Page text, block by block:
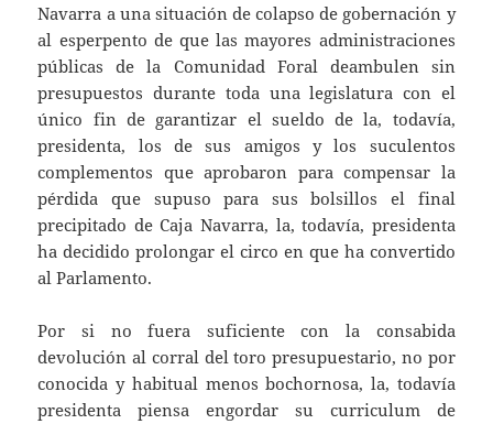
Navarra a una situación de colapso de gobernación y
al esperpento de que las mayores administraciones
públicas de la Comunidad Foral deambulen sin
presupuestos durante toda una legislatura con el
único fin de garantizar el sueldo de la, todavía,
presidenta, los de sus amigos y los suculentos
complementos que aprobaron para compensar la
pérdida que supuso para sus bolsillos el final
precipitado de Caja Navarra, la, todavía, presidenta
ha decidido prolongar el circo en que ha convertido
al Parlamento.
Por si no fuera suficiente con la consabida
devolución al corral del toro presupuestario, no por
conocida y habitual menos bochornosa, la, todavía
presidenta piensa engordar su curriculum de